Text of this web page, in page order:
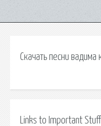
Скачать песни вадима
Links to Important Stuff